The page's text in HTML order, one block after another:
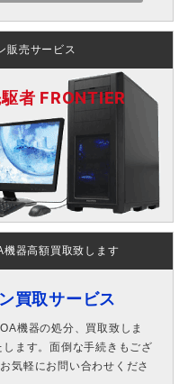
販売サービス
者 FRONTIER
器高額買取致します
買取サービス
機器の処分、買取致しま
ます。面倒な手続きもござ
気軽にお問い合わせくださ